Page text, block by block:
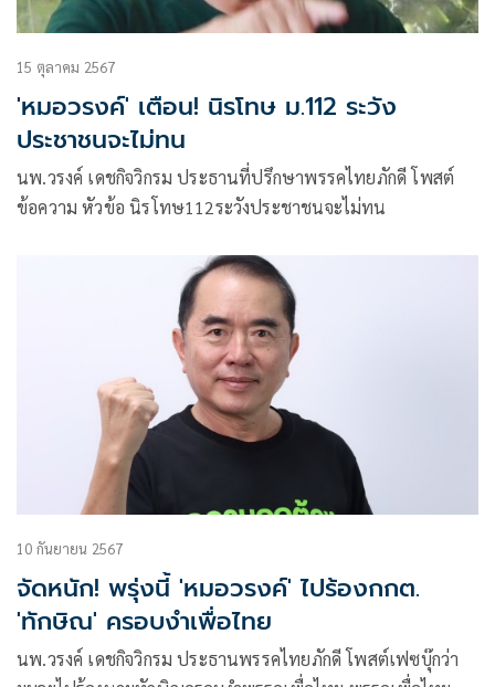
15 ตุลาคม 2567
'หมอวรงค์' เตือน! นิรโทษ ม.112 ระวัง
ประชาชนจะไม่ทน
นพ.วรงค์ เดชกิจวิกรม ประธานที่ปรึกษาพรรคไทยภักดี โพสต์
ข้อความ หัวข้อ นิรโทษ112ระวังประชาชนจะไม่ทน
10 กันยายน 2567
จัดหนัก! พรุ่งนี้ 'หมอวรงค์' ไปร้องกกต.
'ทักษิณ' ครอบงำเพื่อไทย
นพ.วรงค์ เดชกิจวิกรม ประธานพรรคไทยภักดี โพสต์เฟซบุ๊กว่า